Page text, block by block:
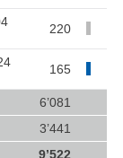
220
165
6’081
3’441
9’522